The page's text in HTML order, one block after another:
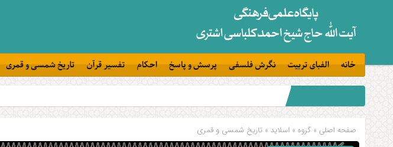
خانه الفبای تربیت نگرش فلسفی پرسش و پاسخ احکام تفسیر قرآن تاریخ شمسی و قمری
صفحه اصلی » گروه » اسلاید » تاریخ شمسی و قمری